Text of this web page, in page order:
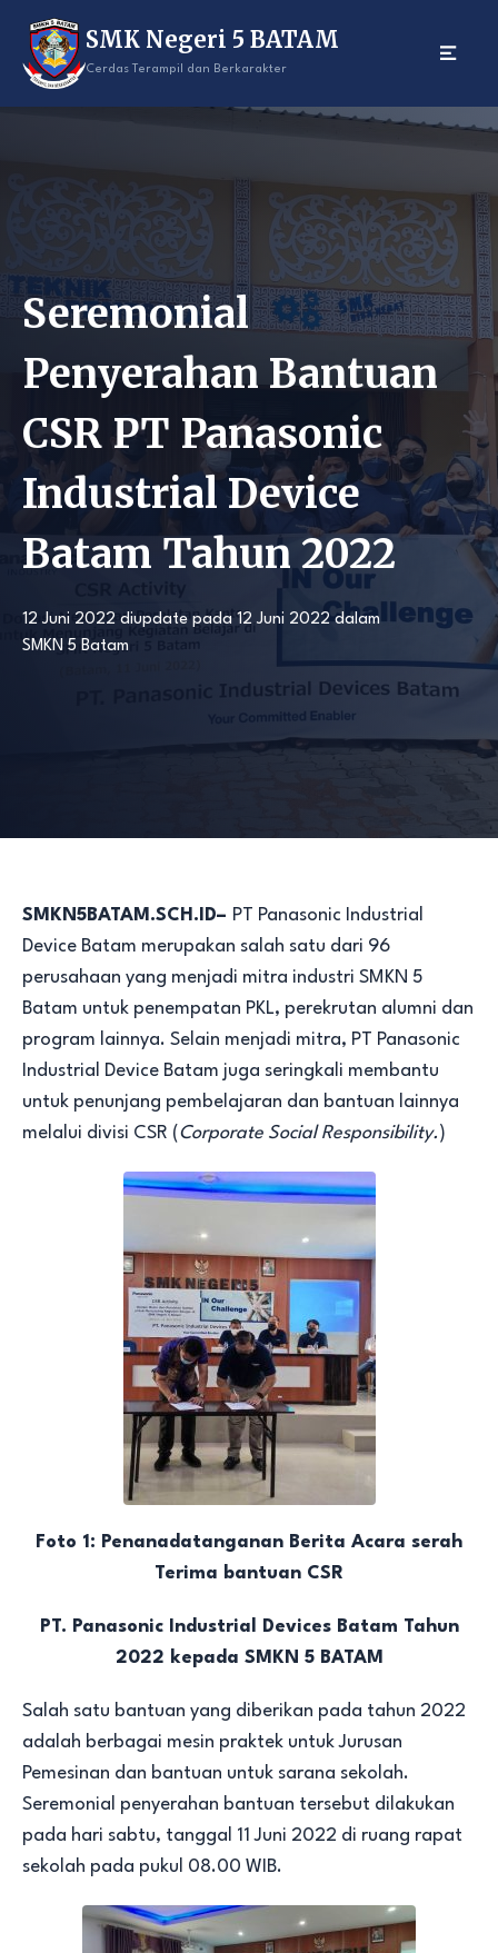
content
SMK Negeri 5 BATAM
Cerdas Terampil dan Berkarakter
Seremonial
Penyerahan Bantuan
CSR PT Panasonic
Industrial Device
Batam Tahun 2022
12 Juni 2022 diupdate pada 12 Juni 2022dalam
SMKN 5 Batam
SMKN5BATAM.SCH.ID– PT Panasonic Industrial
Device Batam merupakan salah satu dari 96
perusahaan yang menjadi mitra industri SMKN 5
Batam untuk penempatan PKL, perekrutan alumni dan
program lainnya. Selain menjadi mitra, PT Panasonic
Industrial Device Batam juga seringkali membantu
untuk penunjang pembelajaran dan bantuan lainnya
melalui divisi CSR (Corporate Social Responsibility. )
Foto 1: Penanadatanganan Berita Acara serah
Terima bantuan CSR
PT. Panasonic Industrial Devices Batam Tahun
2022 kepada SMKN 5 BATAM
Salah satu bantuan yang diberikan pada tahun 2022
adalah berbagai mesin praktek untuk Jurusan
Pemesinan dan bantuan untuk sarana sekolah.
Seremonial penyerahan bantuan tersebut dilakukan
pada hari sabtu, tanggal 11 Juni 2022 di ruang rapat
sekolah pada pukul 08.00 WIB.